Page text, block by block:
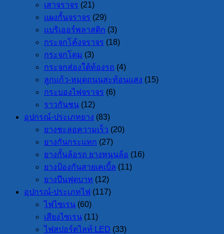
เสาจราจร (21)
แผงกั้นจราจร (29)
แบริเออร์พลาสติก (3)
กระจกโค้งจราจร (18)
กระจกโดม (3)
กระจกส่องใต้ท้องรถ (4)
ลูกแก้ว-หมุดถนนสะท้อนแสง (15)
กระบองไฟจราจร (6)
ราวกันชน (12)
อุปกรณ์-ประเภทยาง (83)
ยางชะลอความเร็ว (20)
ยางกันกระแทก (27)
ยางกั้นล้อรถ ยางหนุนล้อ (16)
ยางป้องกันสายเคเบิ้ล (11)
ยางปีนฟุตบาท (12)
อุปกรณ์-ประเภทไฟ (117)
ไฟไซเรน (60)
เสียงไซเรน (11)
ไฟสปอร์ตไลท์ LED (33)